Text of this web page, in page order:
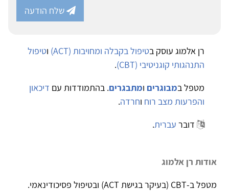
שלח הודעה
רן אלמוג עוסק בטיפול בקבלה ומחויבות (ACT) וטיפול
התנהגותי קוגניטיבי (CBT)
.
מטפל במבוגרים ומתבגרים. בהתמודדות עם דיכאון
והפרעות מצב רוח וחרדה.
דובר עברית.
אודות רן אלמוג
מטפל ב-CBT (בעיקר בגישת ACT) ובטיפול פסיכודינאמי.